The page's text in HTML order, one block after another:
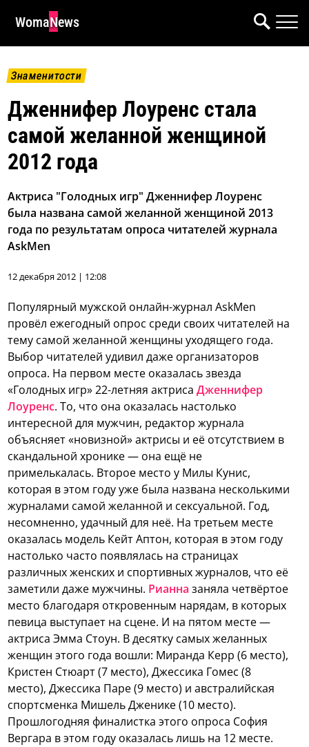
WomaNews
Знаменитости
Дженнифер Лоуренс стала
самой желанной женщиной
2012 года
Актриса "Голодных игр" Дженнифер Лоуренс
была названа самой желанной женщиной 2013
года по результатам опроса читателей журнала
AskMen
12 декабря 2012 | 12:08
Популярный мужской онлайн-журнал AskMen
провёл ежегодный опрос среди своих читателей на
тему самой желанной женщины уходящего года.
Выбор читателей удивил даже организаторов
опроса. На первом месте оказалась звезда
«Голодных игр» 22-летняя актрисаДженнифер
Лоуренс. То, что она оказалась настолько
интересной для мужчин, редактор журнала
объясняет «новизной» актрисы и её отсутствием в
скандальной хронике — она ещё не
примелькалась. Второе место у Милы Кунис,
которая в этом году уже была названа несколькими
журналами самой желанной и сексуальной. Год,
несомненно, удачный для неё. На третьем месте
оказалась модель Кейт Аптон, которая в этом году
настолько часто появлялась на страницах
различных женских и спортивных журналов, что её
заметили даже мужчины. Рианна заняла четвёртое
место благодаря откровенным нарядам, в которых
певица выступает на сцене. И на пятом месте —
актриса Эмма Стоун. В десятку самых желанных
женщин этого года вошли: Миранда Керр (6 место),
Кристен Стюарт (7 место), Джессика Гомес (8
место), Джессика Паре (9 место) и австралийская
спортсменка Мишель Дженике (10 место).
Прошлогодняя финалистка этого опроса София
Вергара в этом году оказалась лишь на 12 месте.